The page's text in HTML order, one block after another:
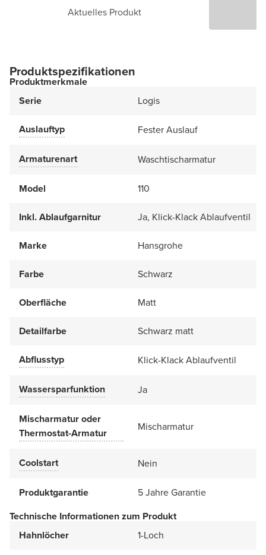
Aktuelles Produkt
Produktspezifikationen
Produktmerkmale
Serie
Logis
Auslauftyp Fester Auslauf
Armaturenart Waschtischarmatur
Model 110
Inkl. Ablaufgarnitur Ja, Klick-Klack Ablaufventil
Marke Hansgrohe
Farbe Schwarz
Oberfläche Matt
Detailfarbe Schwarz matt
Abflusstyp Klick-Klack Ablaufventil
Wassersparfunktion Ja
Mischarmatur oder
Thermostat-Armatur
Mischarmatur
Coolstart Nein
Produktgarantie
5 Jahre Garantie
Technische Informationen zum Produkt
Hahnlöcher
1-Loch